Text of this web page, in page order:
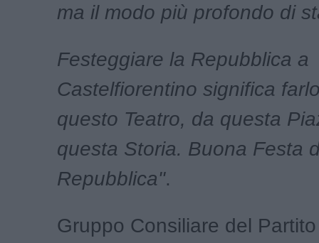
ma il modo più profondo di
Festeggiare la Repubblica a
Castelfiorentino significa
questo Teatro, da questa
questa Storia. Buona Festa
Repubblica".
Gruppo Consiliare del